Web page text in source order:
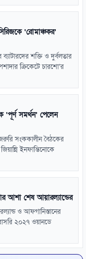
‘রোমাঞ্চকর’
শক্তি ও দুর্বলতার
ক্রিকেটে চারশো’র
সমর্থন’ পেলেন
সংককালীন বৈঠকের
ইনফান্তিনোকে
আশা শেষ আয়ারল্যান্ডের
ও আফগানিস্তানের
২০২৭ ওয়ানডে